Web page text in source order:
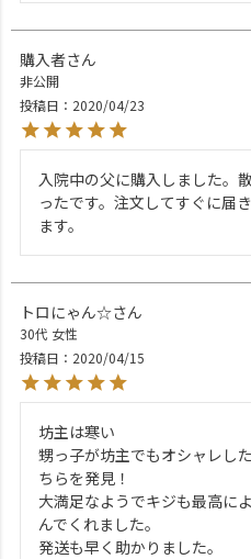
購入者
非公開
投稿日
2020/04/23
入院中の父に購入しました。
ったです。注文してすぐに届
ます。
トロにゃん☆
30代 女性
投稿日
2020/04/15
坊主は寒い
甥っ子が坊主でもオシャレし
ちらを発見！
大満足なようでキジも最高に
んでくれました。
発送も早く助かりました。